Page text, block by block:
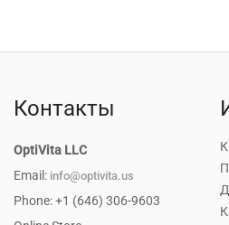
Контакты
OptiVita LLC
Email: info@optivita.us
Phone: +1 (646) 306-9603